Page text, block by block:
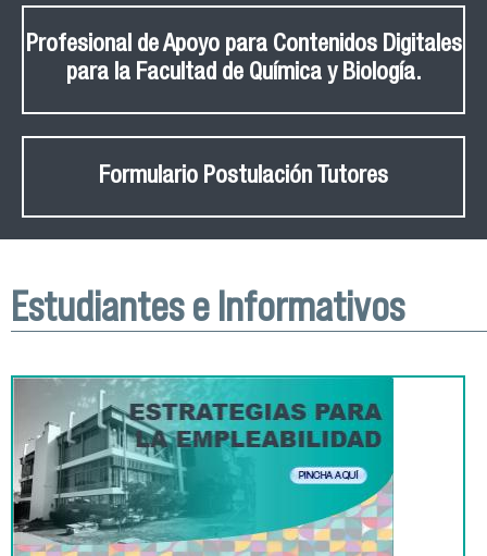
Profesional de Apoyo para Contenidos Digitales
para la Facultad de Química y Biología.
Formulario Postulación Tutores
Estudiantes e Informativos